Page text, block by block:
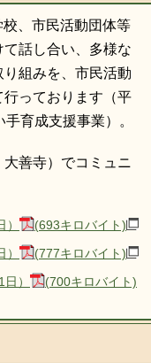
、市民活動団体等
話し合い、多様な
組みを、市民活動
っております（平
育成支援事業）。
善寺）でコミュニ
(693キロバイト)
(777キロバイト)
） (700キロバイト)